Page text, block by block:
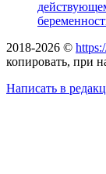
2018-2026 ©
копировать, при
Написать в